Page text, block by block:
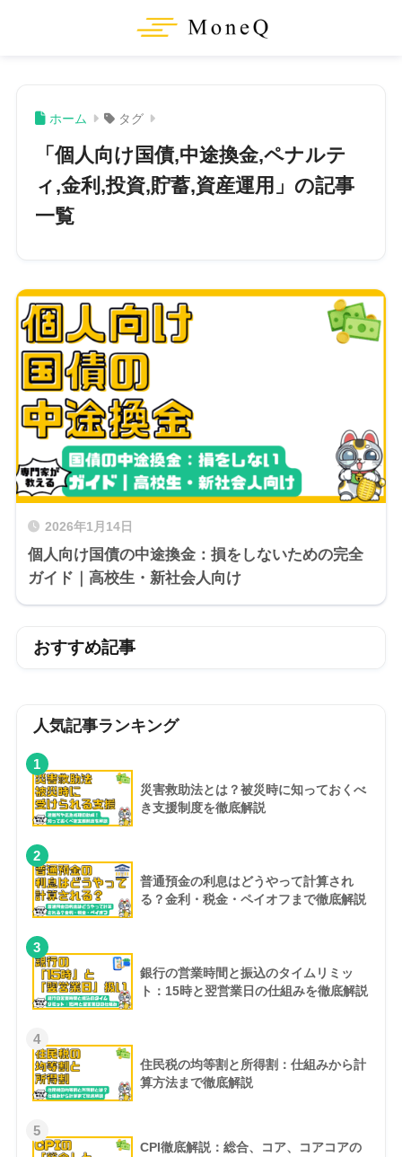
ホーム タグ
「個人向け国債,中途換金,ペナルテ
ィ,金利,投資,貯蓄,資産運用」の記事
一覧
2026年1月14日
個人向け国債の中途換金：損をしないための完全
ガイド｜高校生・新社会人向け
おすすめ記事
人気記事ランキング
1
災害救助法とは？被災時に知っておくべ
き支援制度を徹底解説
2
普通預金の利息はどうやって計算され
る？金利・税金・ペイオフまで徹底解説
3
銀行の営業時間と振込のタイムリミッ
ト：15時と翌営業日の仕組みを徹底解説
4
住民税の均等割と所得割：仕組みから計
算方法まで徹底解説
5
CPI徹底解説：総合、コア、コアコアの